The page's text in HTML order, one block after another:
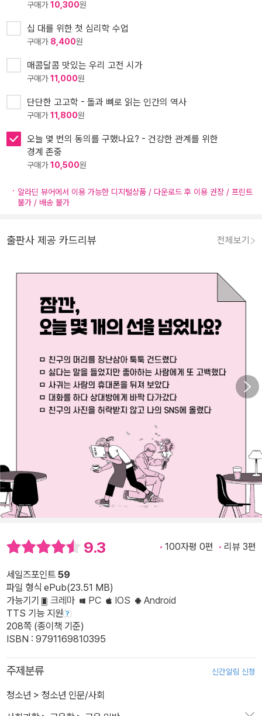
구매가10,300원
십 대를 위한 첫 심리학 수업
구매가 8,400원
매콤달콤 맛있는 우리 고전 시가
구매가11,000원
단단한 고고학 - 돌과 뼈로 읽는 인간의 역사
구매가11,800원
오늘 몇 번의 동의를 구했나요? - 건강한 관계를 위한
경계 존중
구매가10,500원
알라딘 뷰어에서 이용 가능한 디지털상품 / 다운로드 후 이용 권장 / 프린트
불가 / 배송 불가
출판사 제공 카드리뷰 전체보기
9.3 100자평 0편 리뷰 3편
세일즈포인트 59
파일 형식 ePub(23.51 MB)
가능기기
크레마 PC IOS
Android
TTS 기능 지원
208쪽 (종이책 기준)
ISBN : 9791169810395
주제분류 신간알림 신청
청소년 > 청소년 인문/사회